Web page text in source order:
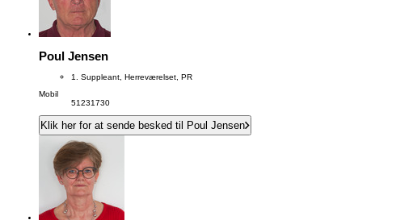
Poul Jensen
1. Suppleant, Herreværelset, PR
Mobil
51231730
Klik her for at sende besked til Poul Jensen